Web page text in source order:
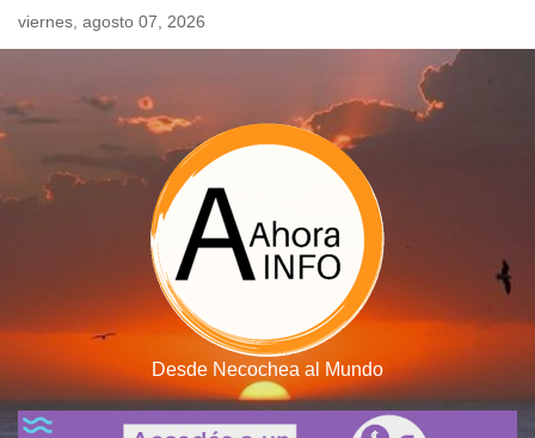
Skipviernes, agosto 07, 2026
Desde Necochea al Mundo